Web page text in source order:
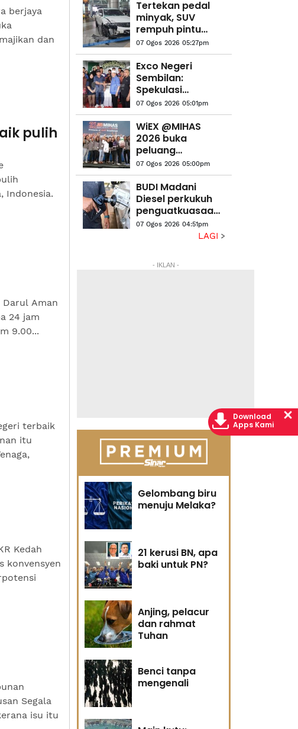
berjaya
dan
pulih
Indonesia.
Darul Aman
24 jam
9.00...
terbaik
itu
Kedah
konvensyen
Segala
isu itu
Tertekan pedal
minyak, SUV
rempuh pintu
lapangan terbang
Kota Kinabalu
07 Ogos 2026 05:27pm
Exco Negeri
Sembilan:
Spekulasi
terjawab, tiada
wakil PH atau
Bersatu - Ahmad
Maslan
07 Ogos 2026 05:01pm
WiEX @MIHAS
2026 buka
peluang
usahawan wanita
tembusi pasaran
eksport
07 Ogos 2026 05:00pm
BUDI Madani
Diesel perkukuh
penguatkuasaan,
kekang
penyelewengan -
07 Ogos 2026 04:51pm
LAGI
- IKLAN -
Gelombang biru
menuju Melaka?
21 kerusi BN, apa
baki untuk PN?
Anjing, pelacur
dan rahmat
Tuhan
Benci tanpa
mengenali
Download
Apps Kami